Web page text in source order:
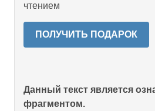
чтением
ПОЛУЧИТЬ ПОДАРОК
Данный текст является
фрагментом.